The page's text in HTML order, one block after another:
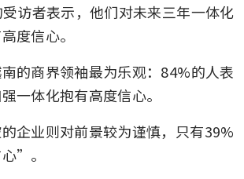
访者表示，他们对未来三年一体化
度信心。
的商界领袖最为乐观：84%的人表
一体化抱有高度信心。
企业则对前景较为谨慎，只有39%
”。